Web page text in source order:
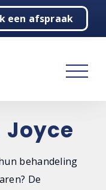
een afspraak
behandeling
De